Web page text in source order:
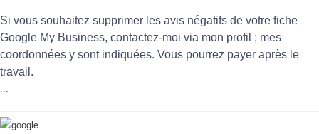
Si vous souhaitez supprimer les avis négatifs de votre fiche
Google My Business, contactez-moi via mon profil ; mes
coordonnées y sont indiquées. Vous pourrez payer après le
travail.